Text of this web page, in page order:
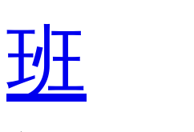
班